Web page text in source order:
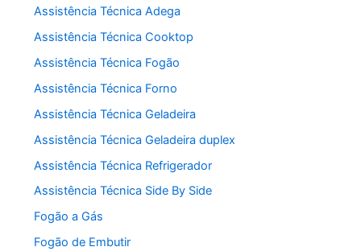
Assistência Técnica Adega
Assistência Técnica Cooktop
Assistência Técnica Fogão
Assistência Técnica Forno
Assistência Técnica Geladeira
Assistência Técnica Geladeira duplex
Assistência Técnica Refrigerador
Assistência Técnica Side By Side
Fogão a Gás
Fogão de Embutir